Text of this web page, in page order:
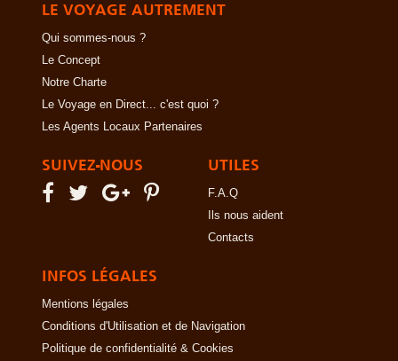
LE VOYAGE AUTREMENT
Qui sommes-nous ?
Le Concept
Notre Charte
Le Voyage en Direct... c'est quoi ?
Les Agents Locaux Partenaires
SUIVEZ-NOUS UTILES
F.A.Q
Ils nous aident
Contacts
INFOS LÉGALES
Mentions légales
Conditions d'Utilisation et de Navigation
Politique de confidentialité & Cookies